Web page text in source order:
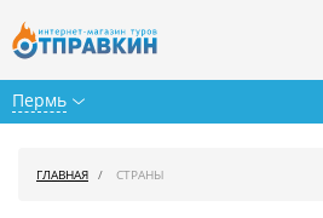
Пермь
ГЛАВНАЯ СТРАНЫ